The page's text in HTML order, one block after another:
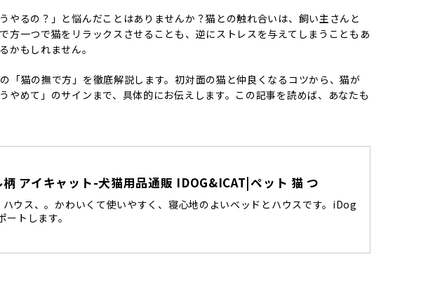
やるの？」と悩んだことはありませんか？猫との触れ合いは、飼い主さんと
方一つで猫をリラックスさせることも、逆にストレスを与えてしまうこともあ
かもしれません。
「猫の撫で方」を徹底解説します。初対面の猫と仲良くなるコツから、猫が
めて」のサインまで、具体的にお伝えします。この記事を読めば、あなたも
アイキャット-犬猫用品通販 IDOG&ICAT|ペット 猫 つ
ウス、。かわいくて使いやすく、寝心地のよいベッドとハウスです。iDog
トします。